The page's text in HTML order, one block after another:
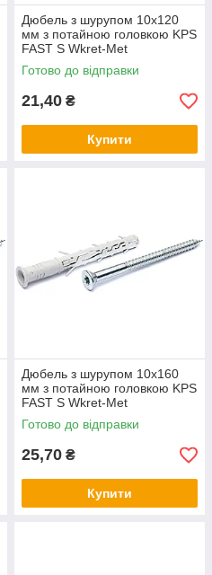
Дюбель з шурупом 10х120
мм з потайною головкою KPS
FAST S Wkret-Met
Готово до відправки
21,40 ₴
Купити
Дюбель з шурупом 10х160
мм з потайною головкою KPS
FAST S Wkret-Met
Готово до відправки
25,70 ₴
Купити